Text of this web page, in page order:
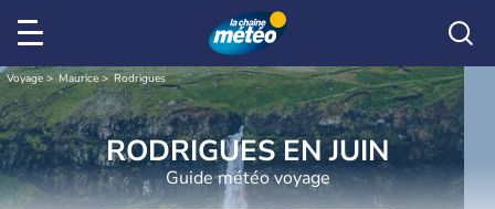
Voyage Maurice Rodrigues
RODRIGUES EN JUIN
Guide météo voyage